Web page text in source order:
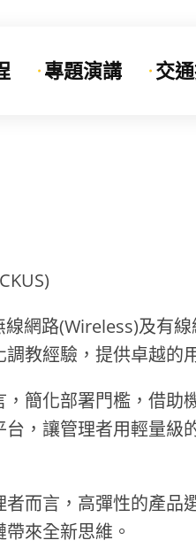
專題演講 交
網路(Wireless)及有
教經驗，提供卓越的
簡化部署門檻，借助
，讓管理者用輕量
而言，高彈性的產品
來全新思維。